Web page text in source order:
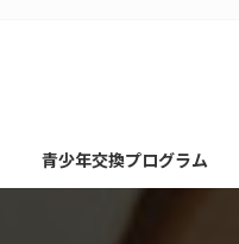
青少年交換プログラム